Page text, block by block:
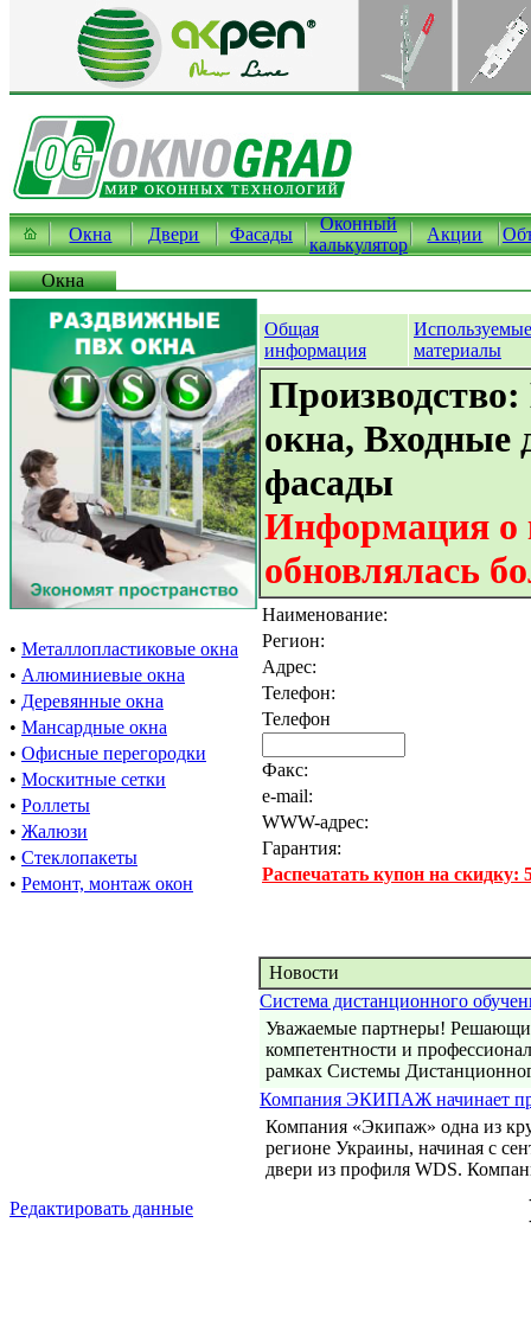
Окна Двери Фасады
Оконный
калькулятор
Акции
Окна
• Металлопластиковые окна
• Алюминиевые окна
• Деревянные окна
• Мансардные окна
• Офисные перегородки
• Москитные сетки
• Роллеты
• Жалюзи
• Стеклопакеты
• Ремонт, монтаж окон
Общая
информация
Используемые
материалы
окна, Входные
фасады
Информация о
обновлялась
Наименование:
Регион:
Адрес:
Телефон:
Телефон
Факс:
e-mail:
WWW-адрес:
Гарантия:
Распечатать купон на скидку:
Новости
Система дистанционного
Уважаемые партнеры!
компетентности и
рамках Системы
Компания ЭКИПАЖ начинает
Компания «Экипаж» одна из
регионе Украины, начиная с
двери из профиля WDS.
Редактировать данные